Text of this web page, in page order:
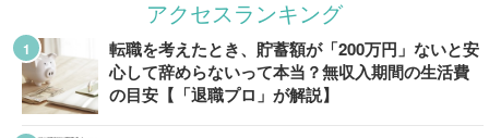
アクセスランキング
転職を考えたとき、貯蓄額が「200万円」ないと安
心して辞めらないって本当？無収入期間の生活費
の目安【「退職プロ」が解説】